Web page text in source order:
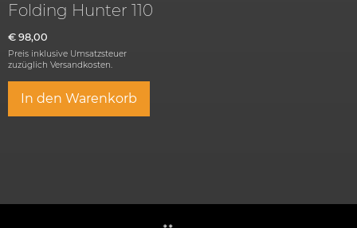
Folding Hunter 110
€ 98,00
Preis inklusive Umsatzsteuer
zuzüglich Versandkosten.
In den Warenkorb